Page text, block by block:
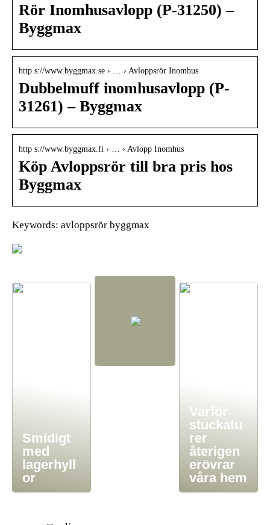
Rör Inomhusavlopp (P-31250) –
Byggmax
http s://www.byggmax.se › … › Avloppsrör Inomhus
Dubbelmuff inomhusavlopp (P-
31261) – Byggmax
http s://www.byggmax.fi › … › Avlopp Inomhus
Köp Avloppsrör till bra pris hos
Byggmax
Keywords: avloppsrör byggmax
Smidigt
med
lagerhyll
or
Varför
stuckatu
rer
återigen
erövrar
våra hem